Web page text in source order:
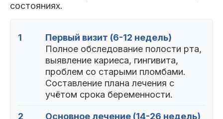
состояниях.
1
Первый визит (6-12 недель)
Полное обследование полости рта,
выявление кариеса, гингивита,
проблем со старыми пломбами.
Составление плана лечения с
учётом срока беременности.
2
Основное лечение (14-26 недель)